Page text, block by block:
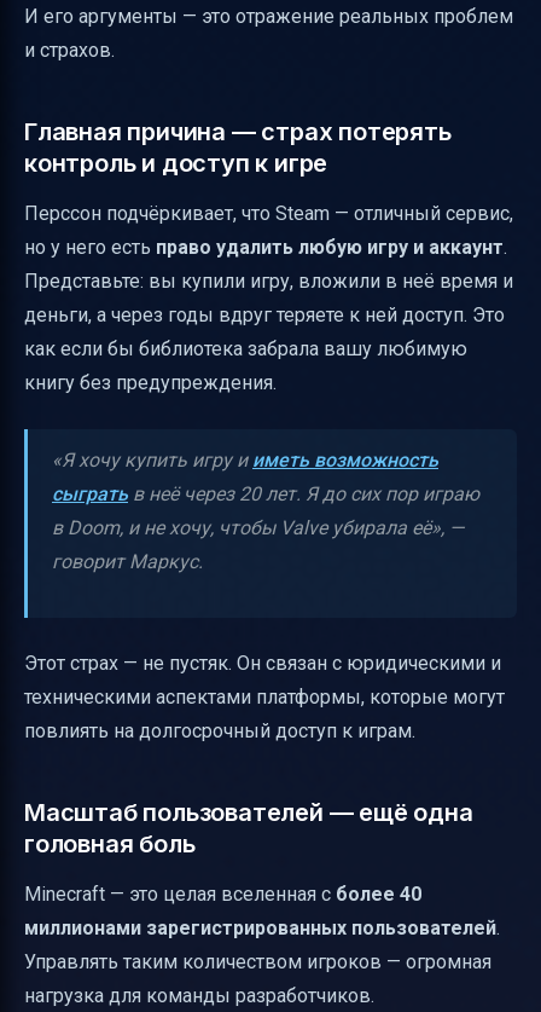
И его аргументы — это отражение реальных проблем
и страхов.
Главная причина — страх потерять
контроль и доступ к игре
Перссон подчёркивает, что Steam — отличный сервис,
но у него есть право удалить любую игру и аккаунт.
Представьте: вы купили игру, вложили в неё время и
деньги, а через годы вдруг теряете к ней доступ. Это
как если бы библиотека забрала вашу любимую
книгу без предупреждения.
«Я хочу купить игру и иметь возможность
сыграть в неё через 20 лет. Я до сих пор играю
в Doom, и не хочу, чтобы Valve убирала её», —
говорит Маркус.
Этот страх — не пустяк. Он связан с юридическими и
техническими аспектами платформы, которые могут
повлиять на долгосрочный доступ к играм.
Масштаб пользователей — ещё одна
головная боль
Minecraft — это целая вселенная с более 40
миллионами зарегистрированных пользователей.
Управлять таким количеством игроков — огромная
нагрузка для команды разработчиков.